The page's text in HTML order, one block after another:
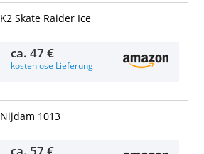
K2 Skate Raider Ice
ca.47 €
kostenlose Lieferung
Nijdam 1013
ca. 57 €